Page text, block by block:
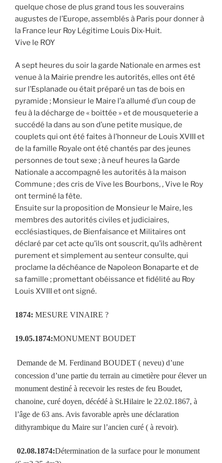
quelque chose de plus grand tous les souverains
augustes de l’Europe, assemblés à Paris pour donner à
la France leur Roy Légitime Louis Dix-Huit.
Vive le ROY
A sept heures du soir la garde Nationale en armes est
venue à la Mairie prendre les autorités, elles ont été
sur l’Esplanade ou était préparé un tas de bois en
pyramide ; Monsieur le Maire l’a allumé d’un coup de
feu à la décharge de « boittée » et de mousqueterie a
succédé la dans au son d’une petite musique, de
couplets qui ont été faites à l’honneur de Louis XVIII et
de la famille Royale ont été chantés par des jeunes
personnes de tout sexe ; à neuf heures la Garde
Nationale a accompagné les autorités à la maison
Commune ; des cris de Vive les Bourbons, , Vive le Roy
ont terminé la fête.
Ensuite sur la proposition de Monsieur le Maire, les
membres des autorités civiles et judiciaires,
ecclésiastiques, de Bienfaisance et Militaires ont
déclaré par cet acte qu’ils ont souscrit, qu’ils adhèrent
purement et simplement au senteur consulte, qui
proclame la déchéance de Napoleon Bonaparte et de
sa famille ; promettant obéissance et fidélité au Roy
Louis XVIII et ont signé.
1874: MESURE VINAIRE ?
19.05.1874:MONUMENT BOUDET
Demande de M. Ferdinand BOUDET ( neveu) d’une
concession d’une partie du terrain au cimetière pour élever un
monument destiné à recevoir les restes de feu Boudet,
chanoine, curé doyen, décédé à St.Hilaire le 22.02.1867, à
l’âge de 63 ans. Avis favorable après une déclaration
dithyrambique du Maire sur l’ancien curé ( à revoir).
02.08.1874:Détermination de la surface pour le monument